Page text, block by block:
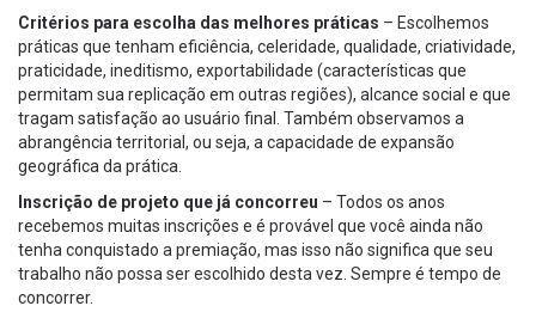
Critérios para escolha das melhores práticas – Escolhemos
práticas que tenham eficiência, celeridade, qualidade, criatividade,
praticidade, ineditismo, exportabilidade (características que
permitam sua replicação em outras regiões), alcance social e que
tragam satisfação ao usuário final. Também observamos a
abrangência territorial, ou seja, a capacidade de expansão
geográfica da prática.
Inscrição de projeto que já concorreu – Todos os anos
recebemos muitas inscrições e é provável que você ainda não
tenha conquistado a premiação, mas isso não significa que seu
trabalho não possa ser escolhido desta vez. Sempre é tempo de
concorrer.